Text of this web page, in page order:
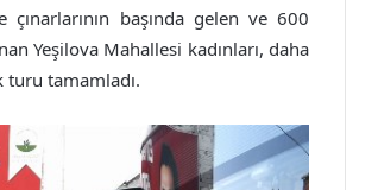
başında gelen ve 600
Yeşilova Mahallesi kadınları, daha
turu tamamladı.